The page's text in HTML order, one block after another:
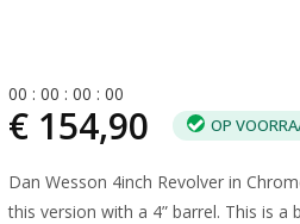
00 :00 :00 :00
€ 154,90 OP
Dan Wesson 4inch Revolver in
this version with a 4” barrel. This is a